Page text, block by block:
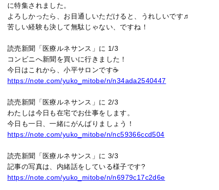
に特集されました。
よろしかったら、お目通しいただけると、うれしいです♬
苦しい経験も決して無駄じゃない、ですね！
読売新聞「医療ルネサンス」に 1/3
コンビニへ新聞を買いに行きました！
今日はこれから、小平サロンです☕
https://note.com/yuko_mitobe/n/n34ada2540447
読売新聞「医療ルネサンス」に 2/3
わたしは今日も在宅でお仕事をします。
今日も一日、一緒にがんばりましょう！
https://note.com/yuko_mitobe/n/nc59366ccd504
読売新聞「医療ルネサンス」に 3/3
記事の写真は、内緒話をしている様子です?
https://note.com/yuko_mitobe/n/n6979c17c2d6e